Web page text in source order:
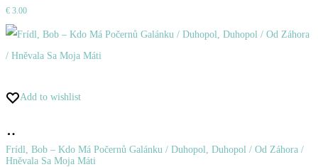
€ 3.00
Add to wishlist
do
Frídl, Bob – Kdo Má Počernů Galánku / Duhopol, Duhopol / Od Záhora /
Hněvala Sa Moja Máti